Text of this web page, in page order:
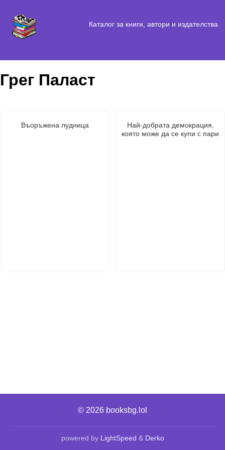
Каталог за книги, автори и издателства
Грег Паласт
Въоръжена лудница
Най-добрата демокрация,
която може да се купи с пари
© 2026 booksbg.lol
powered by LightSpeed & Derko